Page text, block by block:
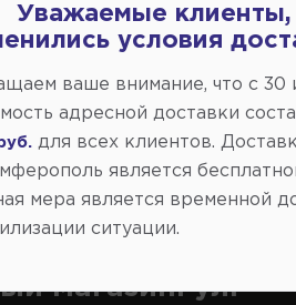
нам:
найти
магазин: ул.
Уважаемые клиенты,
условия
ваше внимание, что c 30
адресной доставки
для всех клиентов.
является
мера является временной
ситуации.